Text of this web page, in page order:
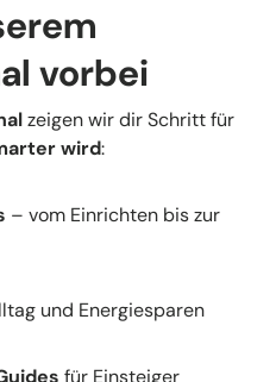
vorbei
zeigen wir dir Schritt für
wird:
– vom Einrichten bis zur
und Energiesparen
für Einsteiger